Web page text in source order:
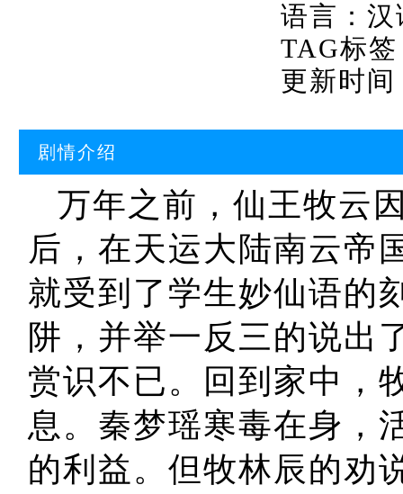
语言：
TAG标
更新时
剧情介绍
万年之前，仙王牧云
后，在天运大陆南云帝
就受到了学生妙仙语的
阱，并举一反三的说出
赏识不已。回到家中，
息。秦梦瑶寒毒在身，
的利益。但牧林辰的劝